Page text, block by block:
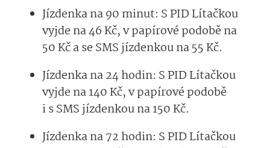
Jízdenka na 90 minut: S PID Lítačkou
vyjde na 46 Kč, v papírové podobě na
50 Kč a se SMS jízdenkou na 55 Kč.
Jízdenka na 24 hodin: S PID Lítačkou
vyjde na 140 Kč, v papírové podobě
i s SMS jízdenkou na 150 Kč.
Jízdenka na 72 hodin: S PID Lítačkou